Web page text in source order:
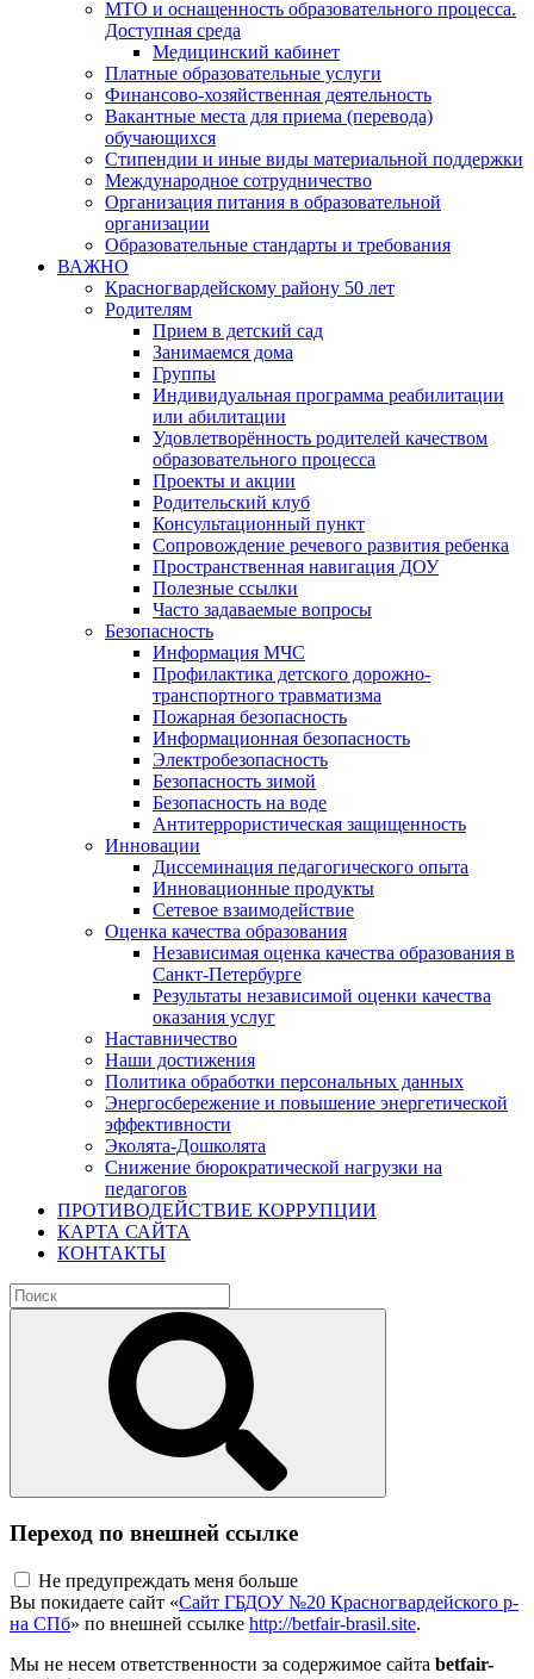
МТО и оснащенность образовательного процесса.
Доступная среда
Медицинский кабинет
Платные образовательные услуги
Финансово-хозяйственная деятельность
Вакантные места для приема (перевода)
обучающихся
Стипендии и иные виды материальной поддержки
Международное сотрудничество
Организация питания в образовательной
организации
Образовательные стандарты и требования
ВАЖНО
Красногвардейскому району 50 лет
Родителям
Прием в детский сад
Занимаемся дома
Группы
Индивидуальная программа реабилитации
или абилитации
Удовлетворённость родителей качеством
образовательного процесса
Проекты и акции
Родительский клуб
Консультационный пункт
Сопровождение речевого развития ребенка
Пространственная навигация ДОУ
Полезные ссылки
Часто задаваемые вопросы
Безопасность
Информация МЧС
Профилактика детского дорожно-
транспортного травматизма
Пожарная безопасность
Информационная безопасность
Электробезопасность
Безопасность зимой
Безопасность на воде
Антитеррористическая защищенность
Инновации
Диссеминация педагогического опыта
Инновационные продукты
Сетевое взаимодействие
Оценка качества образования
Независимая оценка качества образования в
Санкт-Петербурге
Результаты независимой оценки качества
оказания услуг
Наставничество
Наши достижения
Политика обработки персональных данных
Энергосбережение и повышение энергетической
эффективности
Эколята-Дошколята
Снижение бюрократической нагрузки на
педагогов
ПРОТИВОДЕЙСТВИЕ КОРРУПЦИИ
КАРТА САЙТА
КОНТАКТЫ
Переход по внешней ссылке
Не предупреждать меня больше
Вы покидаете сайт «Сайт ГБДОУ №20 Красногвардейского р-
на СПб» по внешней ссылке http://betfair-brasil.site.
Мы не несем ответственности за содержимое сайта betfair-